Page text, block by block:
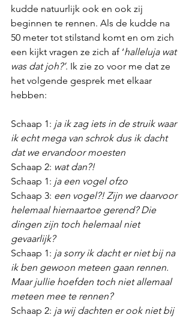
kudde natuurlijk ook en ook zij
beginnen te rennen. Als de kudde na
50 meter tot stilstand komt en om zich
een kijkt vragen ze zich af ‘halleluja wat
was dat joh?’. Ik zie zo voor me dat ze
het volgende gesprek met elkaar
hebben:
Schaap 1: ja ik zag iets in de struik waar
ik echt mega van schrok dus ik dacht
dat we ervandoor moesten
Schaap 2: wat dan?!
Schaap 1: ja een vogel ofzo
Schaap 3: een vogel?! Zijn we daarvoor
helemaal hiernaartoe gerend? Die
dingen zijn toch helemaal niet
gevaarlijk?
Schaap 1: ja sorry ik dacht er niet bij na
ik ben gewoon meteen gaan rennen.
Maar jullie hoefden toch niet allemaal
meteen mee te rennen?
Schaap 2: ja wij dachten er ook niet bij